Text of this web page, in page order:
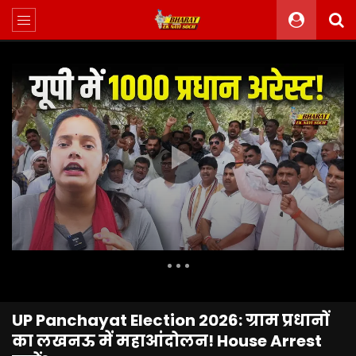
UP Panchayat Election 2026: ग्राम प्रधानों
का लखनऊ में महाआंदोलन! House Arrest